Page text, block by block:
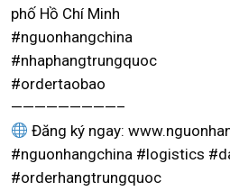
phố Hồ Chí Minh
#nguonhangchina
#nhaphangtrungquoc
#ordertaobao
—————————–
Đăng ký ngay:
#nguonhangchina #logistics
#orderhangtrungquoc